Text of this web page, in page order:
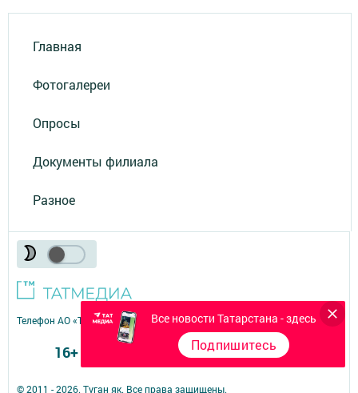
Главная
Фотогалереи
Опросы
Документы филиала
Разное
Все новости Татарстана - здесь
Подпишитесь
© 2011 - 2026. Туган як. Все права защищены.
Телефон АО «ТАТМЕДИА»: (843) 222 09 84
16+